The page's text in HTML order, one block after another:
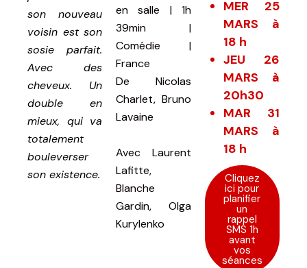
son nouveau
voisin est son
sosie parfait.
Avec des
cheveux. Un
double en
mieux, qui va
totalement
bouleverser
son existence.
en salle |1h
39min |
Comédie |
France
De Nicolas
Charlet, Bruno
Lavaine
Avec Laurent
Lafitte,
Blanche
Gardin, Olga
Kurylenko
MER 25
MARS à
18 h
JEU 26
MARS à
20h30
MAR 31
MARS à
18 h
Cliquez
ici pour
planifier
un
rappel
SMS 1h
avant
vos
séances